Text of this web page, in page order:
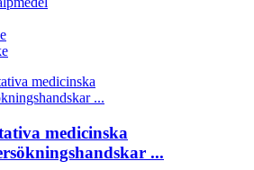
medicinska
...